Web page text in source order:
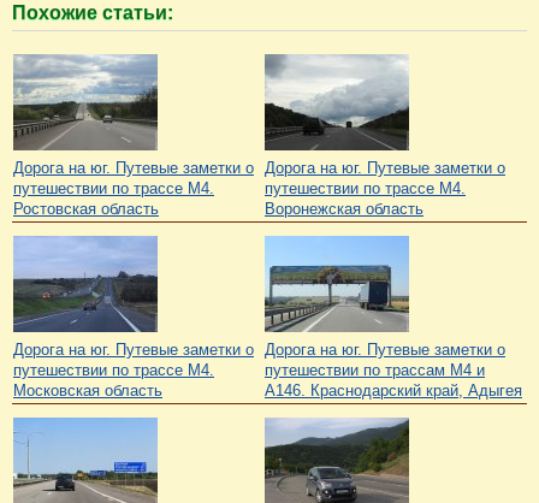
Похожие статьи:
Дорога на юг. Путевые заметки о
путешествии по трассе М4.
Ростовская область
Дорога на юг. Путевые заметки о
путешествии по трассе М4.
Воронежская область
Дорога на юг. Путевые заметки о
путешествии по трассе М4.
Московская область
Дорога на юг. Путевые заметки о
путешествии по трассам М4 и
А146. Краснодарский край, Адыгея